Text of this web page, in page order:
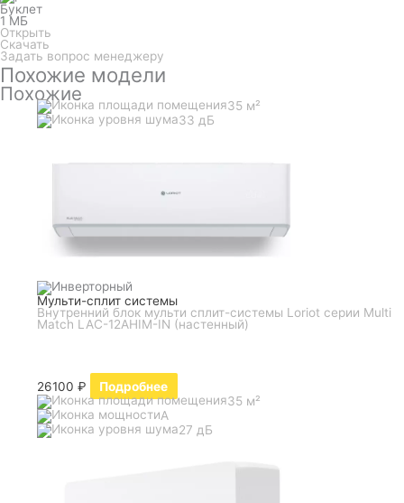
Буклет
1 МБ
Открыть
Скачать
Задать вопрос менеджеру
Похожие модели
Похожие
35 м²
33 дБ
Мульти-сплит системы
Внутренний блок мульти сплит-системы Loriot серии Multi
Match LAC-12AHIM-IN (настенный)
26100₽
Подробнее
35 м²
A
27 дБ